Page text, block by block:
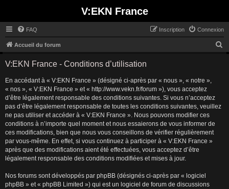
V:EKN France
FAQ Connexion
Inscription
Accueil du forum
V:EKN France - Conditions d’utilisation
En accédant à « V:EKN France » (désigné ci-après par « nous », « notre »,
« nos », « V:EKN France » et « http://www.vekn.fr/forum »), vous acceptez
d’être légalement responsable des conditions suivantes. Si vous n’acceptez
pas d’être légalement responsable de toutes les conditions suivantes, veuillez
ne pas utiliser et accéder à « V:EKN France ». Nous pouvons modifier ces
conditions à n’importe quel moment et nous essaierons de vous informer de
ces modifications, bien que nous vous conseillons de vérifier régulièrement
par vous-même. En effet, si vous continuez à participer à « V:EKN France »
après que des modifications aient été effectuées, vous acceptez d’être
légalement responsable des conditions modifiées et mises à jour.
Nos forums sont développés par phpBB (désignés ci-après par « logiciel
phpBB » et « phpBB Limited ») qui est un logiciel de forum de discussions